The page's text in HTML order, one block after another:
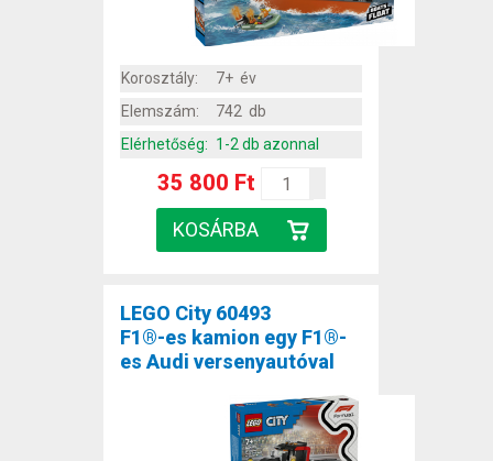
Korosztály:
7+ év
Elemszám:
742 db
Elérhetőség: 1-2 db azonnal
35 800 Ft
LEGO City 60493
F1®-es kamion egy F1®-
es Audi versenyautóval